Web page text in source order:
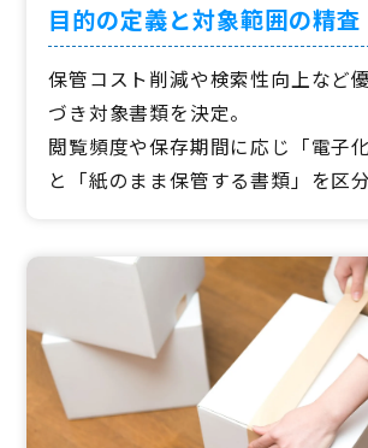
目的の定義と対象範囲の精査
保管コスト削減や検索性向上など
づき対象書類を決定。
閲覧頻度や保存期間に応じ「電子
と「紙のまま保管する書類」を区分